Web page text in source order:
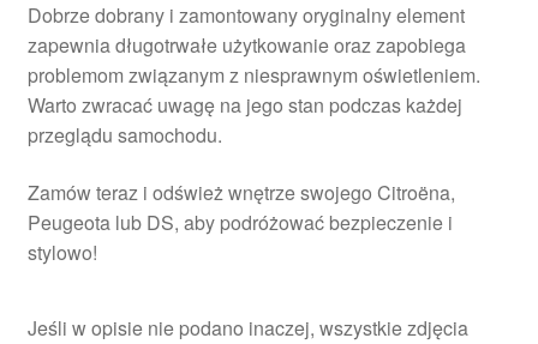
Dobrze dobrany i zamontowany oryginalny element
zapewnia długotrwałe użytkowanie oraz zapobiega
problemom związanym z niesprawnym oświetleniem.
Warto zwracać uwagę na jego stan podczas każdej
przeglądu samochodu.
Zamów teraz i odśwież wnętrze swojego Citroëna,
Peugeota lub DS, aby podróżować bezpieczenie i
stylowo!
Jeśli w opisie nie podano inaczej, wszystkie zdjęcia